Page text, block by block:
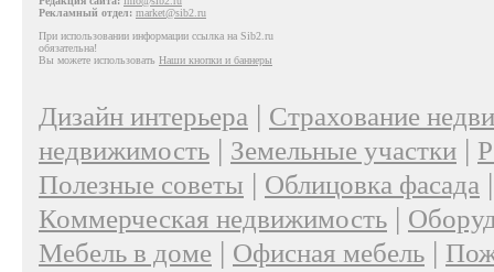
Рекламный отдел: market@sib2.ru
При использовании информации ссылка на Sib2.ru
обязательна!
Вы можете использовать Наши кнопки и баннеры
Дизайн интерьера | Страхование
недвижимость | Земельные участки |
Полезные советы | Облицовка фасада
Коммерческая недвижимость |
Мебель в доме | Офисная мебель |